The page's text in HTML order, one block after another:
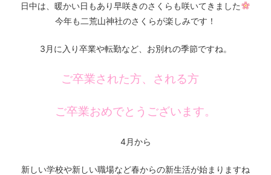
日中は、暖かい日もあり早咲きのさくらも咲いてきました
今年も二荒山神社のさくらが楽しみです！
3月に入り卒業や転勤など、お別れの季節ですね。
ご卒業された方、される方
ご卒業おめでとうございます。
4月から
新しい学校や新しい職場など春からの新生活が始まりますね